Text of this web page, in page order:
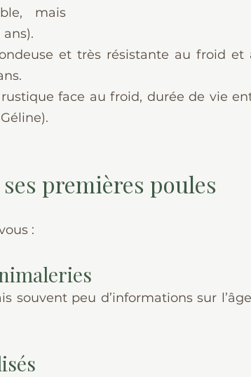
mais
et très résistante au froid et
rustique face au froid, durée de vie
premières poules
:
souvent peu d’informations sur